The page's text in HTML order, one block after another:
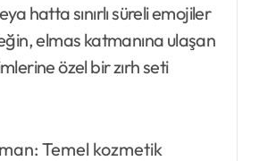
hatta sınırlı süreli emojiler
elmas katmanına ulaşan
özel bir zırh seti
Temel kozmetik